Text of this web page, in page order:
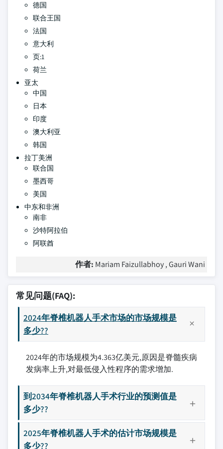
德国
联合王国
法国
意大利
页:1
荷兰
亚太
中国
日本
印度
澳大利亚
韩国
拉丁美洲
联合国
墨西哥
美国
中东和非洲
南非
沙特阿拉伯
阿联酋
作者: Mariam Faizullabhoy , Gauri Wani
常见问题(FAQ):
2024年脊椎机器人手术市场的市场规模是
多少??
2024年的市场规模为4.363亿美元,原因是脊髓疾病
发病率上升,对最低侵入性程序的需求增加.
到2034年脊椎机器人手术行业的预测值是
多少??
2025年脊椎机器人手术的估计市场规模是
多少??